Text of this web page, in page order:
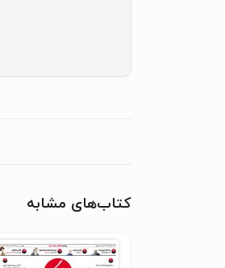
کتاب‌های مشابه